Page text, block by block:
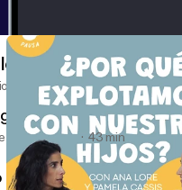
episodios
a clases sin
ago de 2026 43 min
romanticemos la